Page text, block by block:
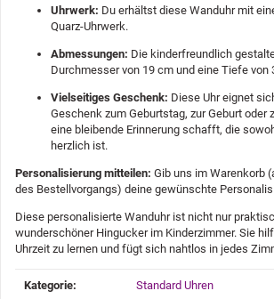
Uhrwerk: Du erhältst diese Wanduhr mit
Quarz-Uhrwerk.
Abmessungen: Die kinderfreundlich
Durchmesser von 19 cm und eine Tiefe von
Vielseitiges Geschenk: Diese Uhr eignet
Geschenk zum Geburtstag, zur Geburt oder
eine bleibende Erinnerung schafft, die
herzlich ist.
Personalisierung mitteilen: Gib uns im Warenkorb
des Bestellvorgangs) deine gewünschte
Diese personalisierte Wanduhr ist nicht nur
wunderschöner Hingucker im Kinderzimmer. Sie
Uhrzeit zu lernen und fügt sich nahtlos in jedes
Produkteigenschaft
Wert
Kategorie: Standard Uhren